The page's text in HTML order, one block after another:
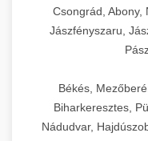
Csongrád, Abony,
Jászfényszaru,
Békés,
Biharkeresztes,
Nádudvar,